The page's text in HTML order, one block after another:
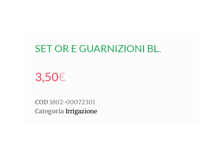
SET OR E GUARNIZIONI BL.
3,50€
COD 1802-00072301
Categoria Irrigazione